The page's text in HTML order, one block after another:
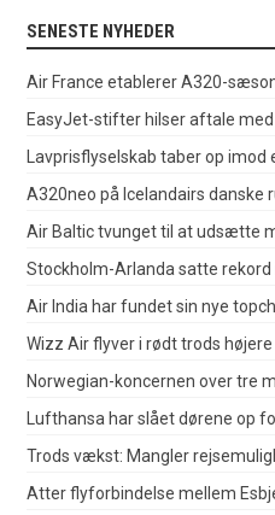
SENESTE NYHEDER
Air France etablerer A320-
EasyJet-stifter hilser aftale
Lavprisflyselskab taber op imod
A320neo på Icelandairs danske
Air Baltic tvunget til at udsætte
Stockholm-Arlanda satte rekord
Air India har fundet sin nye
Wizz Air flyver i rødt trods
Norwegian-koncernen over tre
Lufthansa har slået dørene op
Trods vækst: Mangler
Atter flyforbindelse mellem